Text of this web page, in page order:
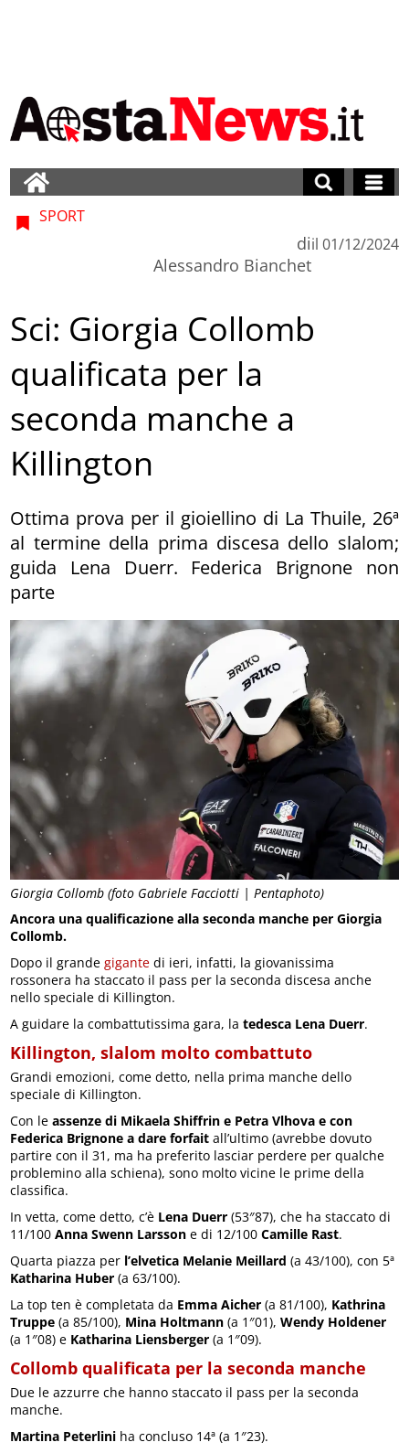
Giorgia Collomb (foto Gabriele Facciotti | Pentaphoto)
SPORT
di
Alessandro Bianchet
il 01/12/2024
Sci: Giorgia Collomb
qualificata per la
seconda manche a
Killington
Ottima prova per il gioiellino di La Thuile, 26ª
al termine della prima discesa dello slalom;
guida Lena Duerr. Federica Brignone non
parte
Ancora una qualificazione alla seconda manche per Giorgia
Collomb.
Dopo il grandegigante di ieri, infatti, la giovanissima
rossonera ha staccato il pass per la seconda discesa anche
nello speciale di Killington.
A guidare la combattutissima gara, latedesca Lena Duerr.
Killington, slalom molto combattuto
Grandi emozioni, come detto, nella prima manche dello
speciale di Killington.
Con leassenze di Mikaela Shiffrin e Petra Vlhova e con
Federica Brignone a dare forfait all’ultimo (avrebbe dovuto
partire con il 31, ma ha preferito lasciar perdere per qualche
problemino alla schiena), sono molto vicine le prime della
classifica.
In vetta, come detto, c’è Lena Duerr (53″87), che ha staccato di
11/100Anna Swenn Larsson e di 12/100Camille Rast.
Quarta piazza per l’elvetica Melanie Meillard (a 43/100), con 5ª
Katharina Huber (a 63/100).
La top ten è completata da Emma Aicher (a 81/100), Kathrina
Truppe (a 85/100), Mina Holtmann (a 1″01),Wendy Holdener
(a 1″08) e Katharina Liensberger (a 1″09).
Collomb qualificata per la seconda manche
Due le azzurre che hanno staccato il pass per la seconda
manche.
Martina Peterlini ha concluso 14ª (a 1″23).